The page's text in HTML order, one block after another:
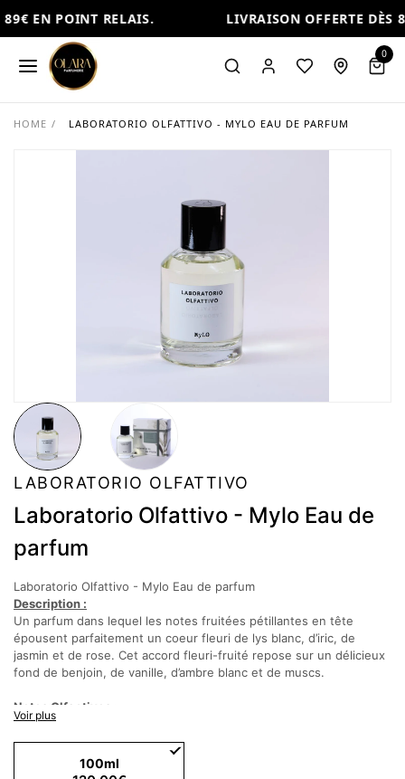
EN POINT RELAIS. LIVRAISON OFFERTE DÈS
0
HOME / LABORATORIO OLFATTIVO - MYLO EAU DE PARFUM
LABORATORIO OLFATTIVO
Laboratorio Olfattivo - Mylo Eau de
parfum
Laboratorio Olfattivo - Mylo Eau de parfum
Description :
Un parfum dans lequel les notes fruitées pétillantes en tête
épousent parfaitement un coeur fleuri de lys blanc, d’iric, de
jasmin et de rose. Cet accord fleuri-fruité repose sur un délicieux
fond de benjoin, de vanille, d’ambre blanc et de muscs.
Notes Olfactives :
Notes de tête : Bergamote, Citron, Mandarine Jaune, Poivre Rose
Notes de cœur : Lys Blanc, Jasmin, Iris, Rose
Voir plus
100ml